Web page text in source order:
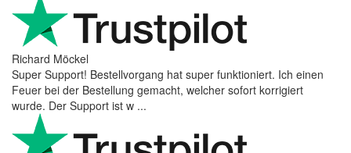
Richard Möckel
Super Support! Bestellvorgang hat super funktioniert. Ich einen
Feuer bei der Bestellung gemacht, welcher sofort korrigiert
wurde. Der Support ist w ...